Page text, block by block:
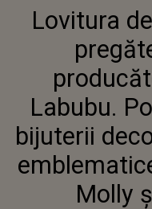
Lovitura
Labubu.
bijuterii
Molly